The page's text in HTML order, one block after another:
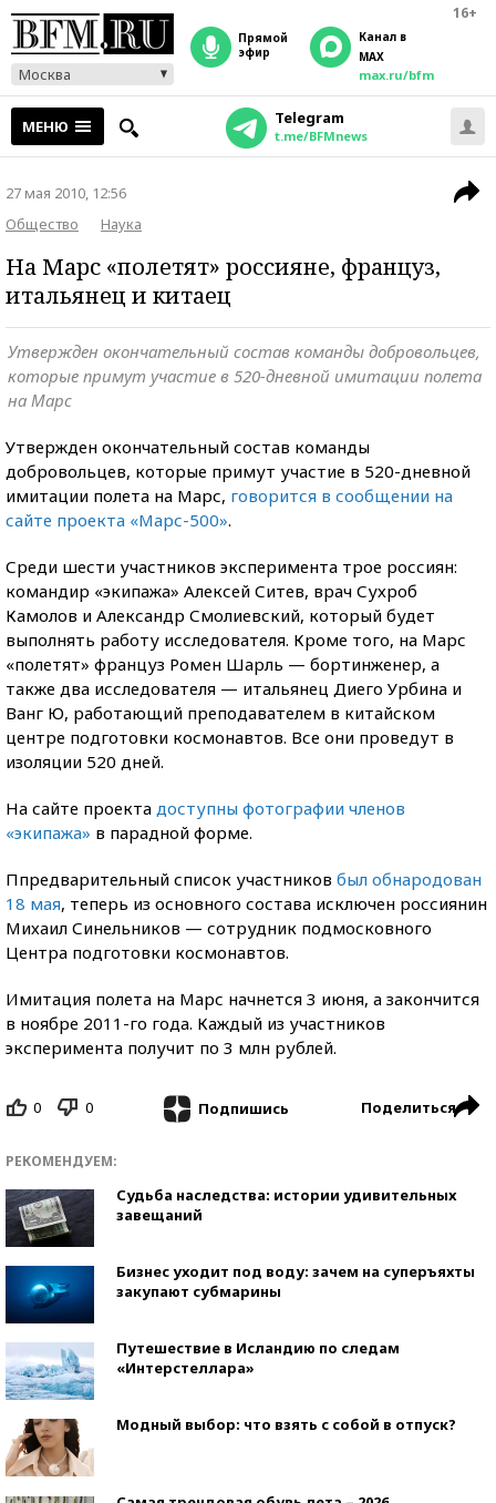
16+
Москва
прямой
эфир
Канал в
MAX
max.ru/bfm
МЕНЮ Telegram
t.me/BFMnews
27 мая 2010, 12:56
Общество
Наука
На Марс «полетят» россияне, француз,
итальянец и китаец
Утвержден окончательный состав команды добровольцев,
которые примут участие в 520-дневной имитации полета
на Марс
Утвержден окончательный состав команды
добровольцев, которые примут участие в 520-дневной
имитации полета на Марс, говорится в сообщении на
сайте проекта «Марс-500».
Среди шести участников эксперимента трое россиян:
командир «экипажа» Алексей Ситев, врач Сухроб
Камолов и Александр Смолиевский, который будет
выполнять работу исследователя. Кроме того, на Марс
«полетят» француз Ромен Шарль — бортинженер, а
также два исследователя — итальянец Диего Урбина и
Ванг Ю, работающий преподавателем в китайском
центре подготовки космонавтов. Все они проведут в
изоляции 520 дней.
На сайте проекта доступны фотографии членов
«экипажа» в парадной форме.
Ппредварительный список участников был обнародован
18 мая, теперь из основного состава исключен россиянин
Михаил Синельников — сотрудник подмосковного
Центра подготовки космонавтов.
Имитация полета на Марс начнется 3 июня, а закончится
в ноябре 2011-го года. Каждый из участников
эксперимента получит по 3 млн рублей.
0 0 Подпишись Поделиться
РЕКОМЕНДУЕМ:
Судьба наследства: истории удивительных
завещаний
Бизнес уходит под воду: зачем на суперъяхты
закупают субмарины
Путешествие в Исландию по следам
«Интерстеллара»
Модный выбор: что взять с собой в отпуск?